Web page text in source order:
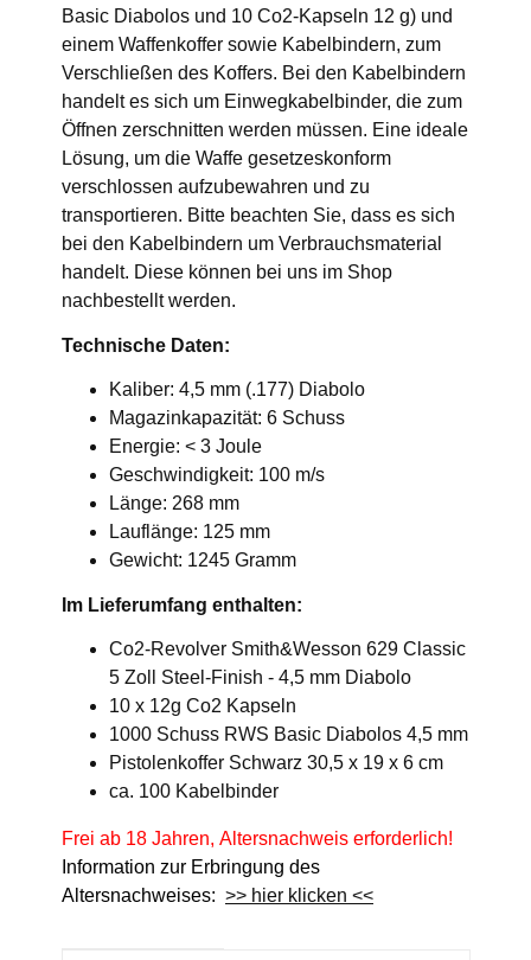
Basic Diabolos und 10 Co2-Kapseln 12 g) und
einem Waffenkoffer sowie Kabelbindern, zum
Verschließen des Koffers. Bei den Kabelbindern
handelt es sich um Einwegkabelbinder, die zum
Öffnen zerschnitten werden müssen. Eine ideale
Lösung, um die Waffe gesetzeskonform
verschlossen aufzubewahren und zu
transportieren. Bitte beachten Sie, dass es sich
bei den Kabelbindern um Verbrauchsmaterial
handelt. Diese können bei uns im Shop
nachbestellt werden.
Technische Daten:
Kaliber: 4,5 mm (.177) Diabolo
Magazinkapazität: 6 Schuss
Energie: < 3 Joule
Geschwindigkeit: 100 m/s
Länge: 268 mm
Lauflänge: 125 mm
Gewicht: 1245 Gramm
Im Lieferumfang enthalten:
Co2-Revolver Smith&Wesson 629 Classic
5 Zoll Steel-Finish - 4,5 mm Diabolo
10 x 12g Co2 Kapseln
1000 Schuss RWS Basic Diabolos 4,5 mm
Pistolenkoffer Schwarz 30,5 x 19 x 6 cm
ca. 100 Kabelbinder
Frei ab 18 Jahren, Altersnachweis erforderlich!
Information zur Erbringung des
Altersnachweises: >> hier klicken <<